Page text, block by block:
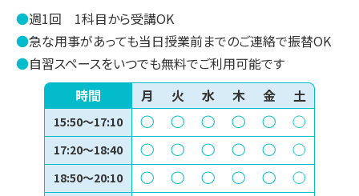
●週1回
1科目から受講OK
●急な用事があっても当日授業前までのご連絡で振替OK
●自習スペースをいつでも無料でご利用可能です
時間
月 火 水 木 金 土
15:50～17:10
17:20～18:40
18:50～20:10